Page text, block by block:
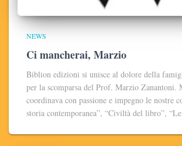
NEWS
Ci mancherai, Marzio
Biblion edizioni si unisce al dolore della
per la scomparsa del Prof. Marzio Zanantoni.
coordinava con passione e impegno le nostre
storia contemporanea”, “Civiltà del libro”, “Le